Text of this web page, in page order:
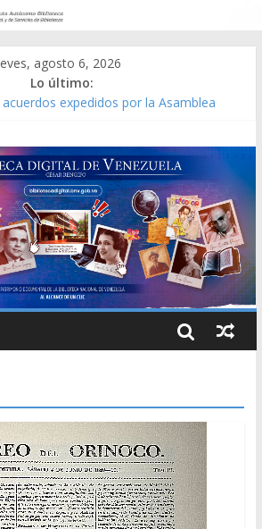
agosto 6, 2026
Lo último:
expedidos por la Asamblea
[material gráfico]
de Venezuela año CXXXIII Mes V,
de 2006 N° 38.394
obras de Modesta Bor